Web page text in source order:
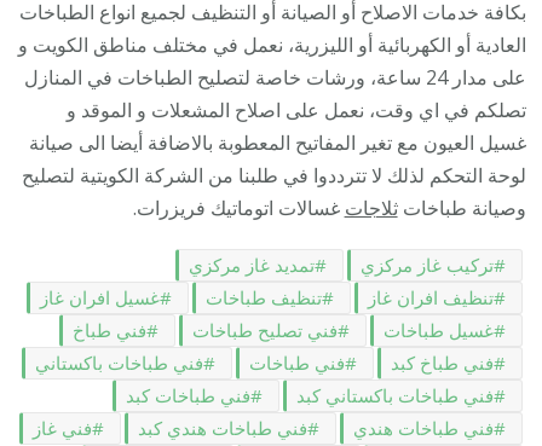
بكافة خدمات الاصلاح أو الصيانة أو التنظيف لجميع انواع الطباخات
العادية أو الكهربائية أو الليزرية، نعمل في مختلف مناطق الكويت و
على مدار 24 ساعة، ورشات خاصة لتصليح الطباخات في المنازل
تصلكم في اي وقت، نعمل على اصلاح المشعلات و الموقد و
غسيل العيون مع تغير المفاتيح المعطوبة بالاضافة أيضا الى صيانة
لوحة التحكم لذلك لا تترددوا في طلبنا من الشركة الكويتية لتصليح
وصيانة طباخاتثلاجات غسالات اتوماتيك فريزرات.
تركيب غاز مركزي
تمديد غاز مركزي
تنظيف افران غاز
تنظيف طباخات
غسيل افران غاز
غسيل طباخات
فني تصليح طباخات
فني طباخ
فني طباخ كبد
فني طباخات
فني طباخات باكستاني
فني طباخات باكستاني كبد
فني طباخات كبد
فني طباخات هندي
فني طباخات هندي كبد
فني غاز